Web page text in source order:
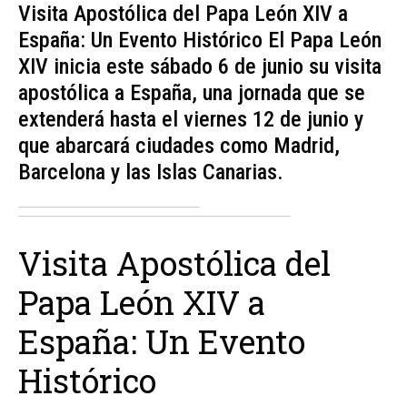
Visita Apostólica del Papa León XIV a
España: Un Evento Histórico El Papa León
XIV inicia este sábado 6 de junio su visita
apostólica a España, una jornada que se
extenderá hasta el viernes 12 de junio y
que abarcará ciudades como Madrid,
Barcelona y las Islas Canarias.
Visita Apostólica del
Papa León XIV a
España: Un Evento
Histórico